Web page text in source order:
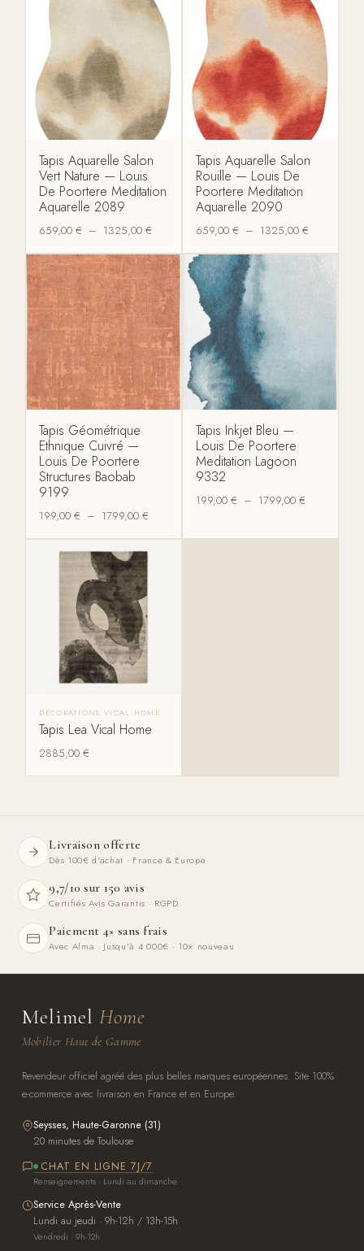
Tapis Aquarelle Salon
Vert Nature — Louis
De Poortere Meditation
Aquarelle 2089
659,00€ – 1325,00€
Tapis Aquarelle Salon
Rouille — Louis De
Poortere Meditation
Aquarelle 2090
659,00 € – 1325,00 €
Tapis Géométrique
Ethnique Cuivré —
Louis De Poortere
Structures Baobab
9199
199,00€ – 1799,00€
Tapis Inkjet Bleu —
Louis De Poortere
Meditation Lagoon
9332
199,00 € – 1799,00 €
DÉCORATIONS VICAL HOME
Tapis Lea Vical Home
2885,00€
Livraison offerte
Dès 100€ d'achat · France & Europe
9,7/10 sur 150 avis
Certifiés Avis Garantis · RGPD
Paiement 4× sans frais
Avec Alma · Jusqu'à 4 000€ · 10× nouveau
Melimel Home
Mobilier Haut de Gamme
Revendeur officiel agréé des plus belles marques européennes. Site 100%
e-commerce avec livraison en France et en Europe.
Seysses, Haute-Garonne (31)
20 minutes de Toulouse
CHAT EN LIGNE 7J/7
Renseignements · Lundi au dimanche
Service Après-Vente
Lundi au jeudi · 9h-12h / 13h-15h
Vendredi · 9h-12h